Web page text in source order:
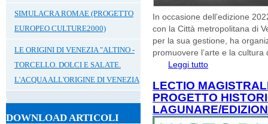
SIMULACRA ROMAE (PROGETTO
EUROPEO CULTURE2000)
LE ORIGINI DI VENEZIA "ALTINO -
TORCELLO. DOLCI E SALATE.
L'ACQUA ALL'ORIGINE DI VENEZIA
DOWNLOAD ARTICOLI
In occasione dell’edizione
con la Città metropolitana di
per la sua gestione, ha
promuovere l’arte e la cultura
Leggi tutto
LECTIO
PROGETTO
LAGUNARE/